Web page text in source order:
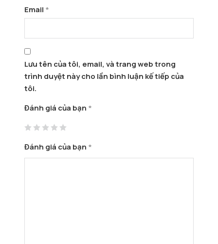
Email *
Lưu tên của tôi, email, và trang web trong
trình duyệt này cho lần bình luận kế tiếp của
tôi.
Đánh giá của bạn *
Đánh giá của bạn *